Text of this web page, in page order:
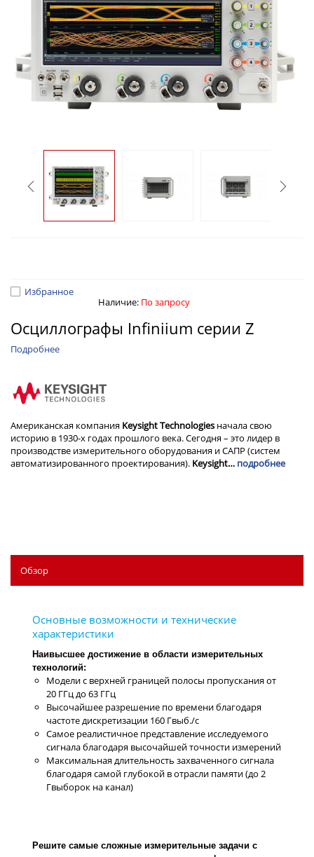
Избранное
Наличие: По запросу
Осциллографы Infiniium серии Z
Подробнее
Американская компания Keysight Technologies начала свою
историю в 1930-х годах прошлого века. Сегодня – это лидер в
производстве измерительного оборудования и САПР (систем
автоматизированного проектирования). Keysight… подробнее
Обзор
Наивысшее достижение в области измерительных
технологий:
Модели с верхней границей полосы пропускания от
20 ГГц до 63 ГГц
Высочайшее разрешение по времени благодаря
частоте дискретизации 160 Гвыб./с
Самое реалистичное представление исследуемого
сигнала благодаря высочайшей точности измерений
Максимальная длительность захваченного сигнала
благодаря самой глубокой в отрасли памяти (до 2
Гвыборок на канал)
Решите самые сложные измерительные задачи с